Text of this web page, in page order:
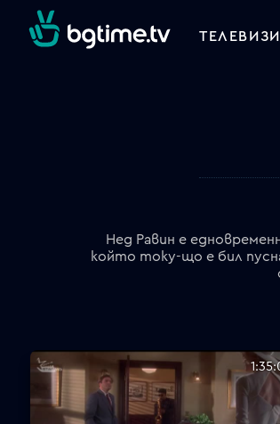
Нед Равин е
който току-що е бил